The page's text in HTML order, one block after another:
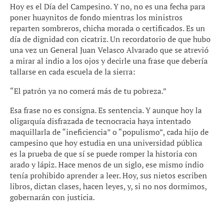
Hoy es el Día del Campesino. Y no, no es una fecha para
poner huaynitos de fondo mientras los ministros
reparten sombreros, chicha morada o certificados. Es un
día de dignidad con cicatriz. Un recordatorio de que hubo
una vez un General Juan Velasco Alvarado que se atrevió
a mirar al indio a los ojos y decirle una frase que debería
tallarse en cada escuela de la sierra:
“El patrón ya no comerá más de tu pobreza.”
Esa frase no es consigna. Es sentencia. Y aunque hoy la
oligarquía disfrazada de tecnocracia haya intentado
maquillarla de “ineficiencia” o “populismo”, cada hijo de
campesino que hoy estudia en una universidad pública
es la prueba de que sí se puede romper la historia con
arado y lápiz. Hace menos de un siglo, ese mismo indio
tenía prohibido aprender a leer. Hoy, sus nietos escriben
libros, dictan clases, hacen leyes, y, si no nos dormimos,
gobernarán con justicia.